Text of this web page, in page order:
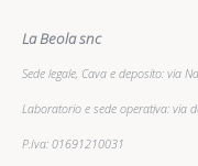
La Beola snc
Sede legale, Cava e deposito: via
Laboratorio e sede operativa: via
P.Iva: 01691210031